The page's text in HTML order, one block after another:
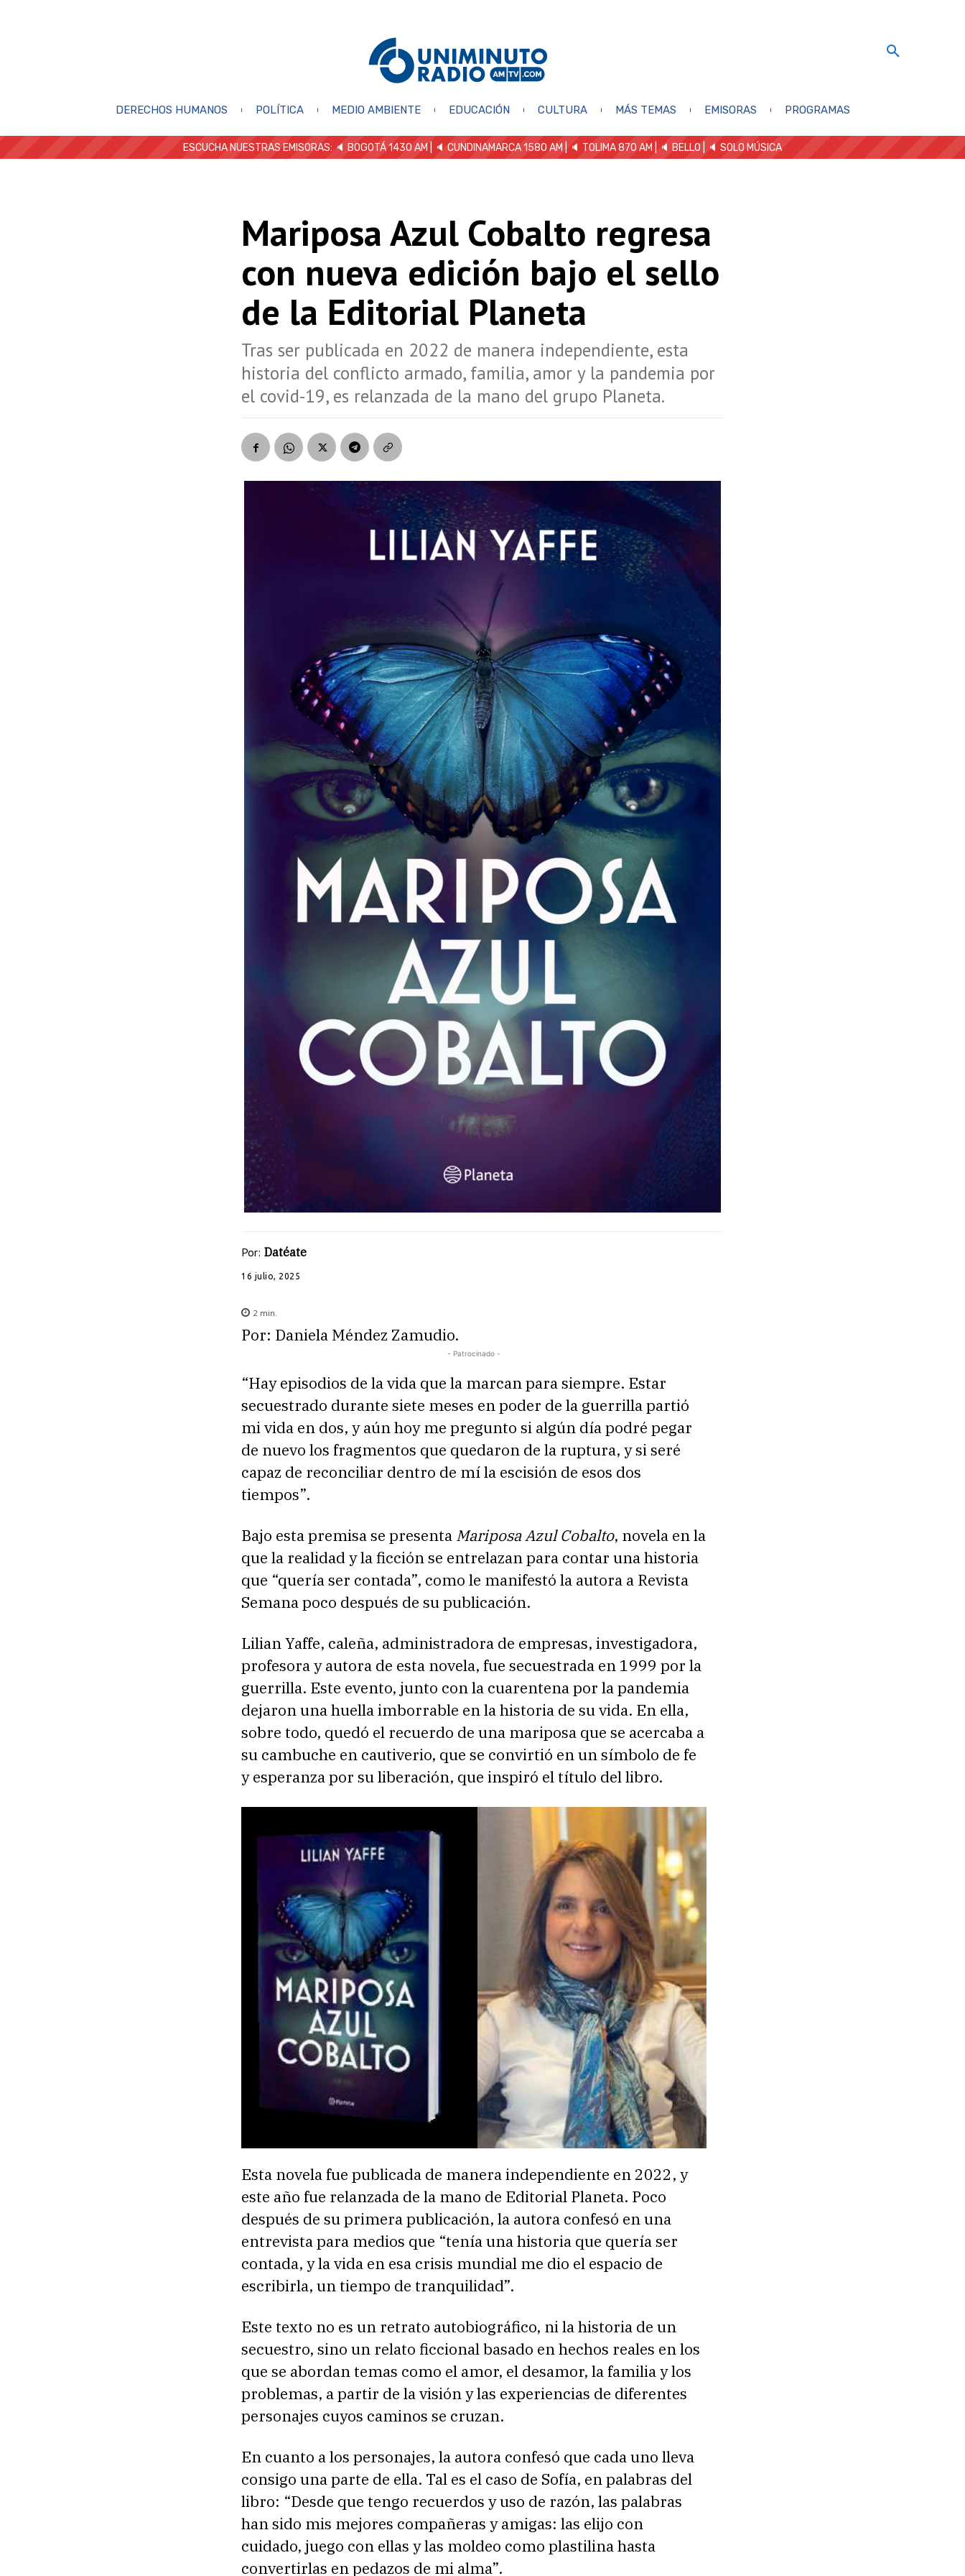
DERECHOS HUMANOS POLÍTICA MEDIO AMBIENTE EDUCACIÓN CULTURA MÁS TEMAS EMISORAS PROGRAMAS
ESCUCHA NUESTRAS EMISORAS: 🔈 BOGOTÁ 1430 AM | 🔈 CUNDINAMARCA 1580 AM | 🔈 TOLIMA 870 AM | 🔈 BELLO 🔈 SOLO MÚSICA
Mariposa Azul Cobalto regresa
con nueva edición bajo el sello
de la Editorial Planeta
Tras ser publicada en 2022 de manera independiente, esta
historia del conflicto armado, familia, amor y la pandemia por
el covid-19, es relanzada de la mano del grupo Planeta.
Por: Datéate
16 julio, 2025
2 min.
Por: Daniela Méndez Zamudio.
- Patrocinado -
“Hay episodios de la vida que la marcan para siempre. Estar
secuestrado durante siete meses en poder de la guerrilla partió
mi vida en dos, y aún hoy me pregunto si algún día podré pegar
de nuevo los fragmentos que quedaron de la ruptura, y si seré
capaz de reconciliar dentro de mí la escisión de esos dos
tiempos”.
Bajo esta premisa se presenta Mariposa Azul Cobalto, novela en la
que la realidad y la ficción se entrelazan para contar una historia
que “quería ser contada”, como le manifestó la autora a Revista
Semana poco después de su publicación.
Lilian Yaffe, caleña, administradora de empresas, investigadora,
profesora y autora de esta novela, fue secuestrada en 1999 por la
guerrilla. Este evento, junto con la cuarentena por la pandemia
dejaron una huella imborrable en la historia de su vida. En ella,
sobre todo, quedó el recuerdo de una mariposa que se acercaba a
su cambuche en cautiverio, que se convirtió en un símbolo de fe
y esperanza por su liberación, que inspiró el título del libro.
Esta novela fue publicada de manera independiente en 2022, y
este año fue relanzada de la mano de Editorial Planeta. Poco
después de su primera publicación, la autora confesó en una
entrevista para medios que “tenía una historia que quería ser
contada, y la vida en esa crisis mundial me dio el espacio de
escribirla, un tiempo de tranquilidad”.
Este texto no es un retrato autobiográfico, ni la historia de un
secuestro, sino un relato ficcional basado en hechos reales en los
que se abordan temas como el amor, el desamor, la familia y los
problemas, a partir de la visión y las experiencias de diferentes
personajes cuyos caminos se cruzan.
En cuanto a los personajes, la autora confesó que cada uno lleva
consigo una parte de ella. Tal es el caso de Sofía, en palabras del
libro: “Desde que tengo recuerdos y uso de razón, las palabras
han sido mis mejores compañeras y amigas: las elijo con
cuidado, juego con ellas y las moldeo como plastilina hasta
convertirlas en pedazos de mi alma”.